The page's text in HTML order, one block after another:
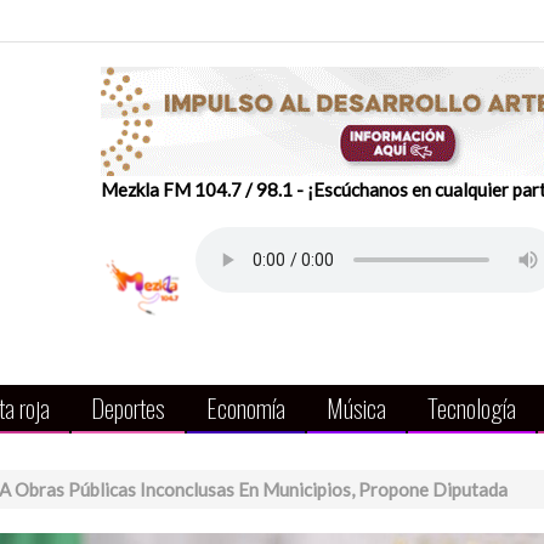
Mezkla FM 104.7 / 98.1 - ¡Escúchanos en cualquier
roja Deportes Economía Música Tecnología
Obras Públicas Inconclusas En Municipios, Propone Diputada